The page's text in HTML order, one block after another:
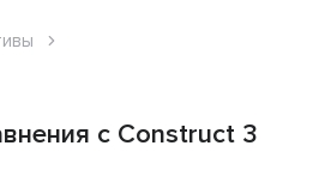
с Construct 3